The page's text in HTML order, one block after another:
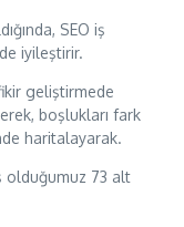
SEO iş
iyileştirir.
geliştirmede
boşlukları fark
haritalayarak.
olduğumuz 73 alt